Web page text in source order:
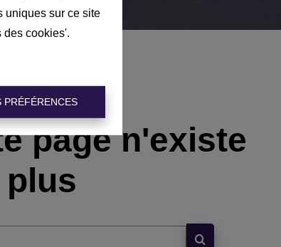
uniques sur ce site
des cookies'.
PRÉFÉRENCES
page n'existe
plus